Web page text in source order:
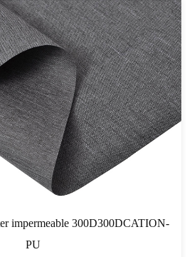
impermeable 300D300DCATION-
PU